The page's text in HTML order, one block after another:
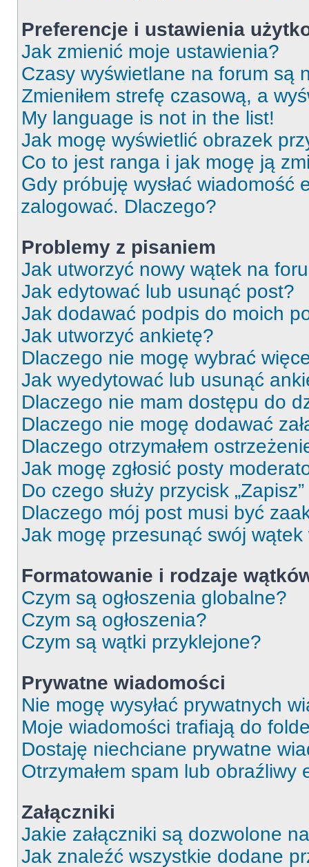
Preferencje i ustawienia
Jak zmienić moje ustawienia?
Czasy wyświetlane na forum są
Zmieniłem strefę czasową, a
My language is not in the list!
Jak mogę wyświetlić obrazek
Co to jest ranga i jak mogę ją
Gdy próbuję wysłać wiadomość
zalogować. Dlaczego?
Problemy z pisaniem
Jak utworzyć nowy wątek na
Jak edytować lub usunąć post?
Jak dodawać podpis do moich
Jak utworzyć ankietę?
Dlaczego nie mogę wybrać
Jak wyedytować lub usunąć
Dlaczego nie mam dostępu do
Dlaczego nie mogę dodawać
Dlaczego otrzymałem
Jak mogę zgłosić posty
Do czego służy przycisk
Dlaczego mój post musi być
Jak mogę przesunąć swój wątek
Formatowanie i rodzaje
Czym są ogłoszenia globalne?
Czym są ogłoszenia?
Czym są wątki przyklejone?
Prywatne wiadomości
Nie mogę wysyłać prywatnych
Moje wiadomości trafiają do
Dostaję niechciane prywatne
Otrzymałem spam lub
Załączniki
Jakie załączniki są dozwolone
Jak znaleźć wszystkie dodane